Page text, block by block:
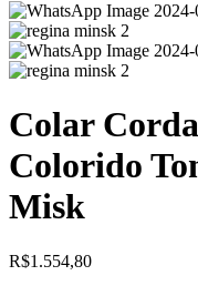
Colar
Colorido
Misk
R$1.554,80